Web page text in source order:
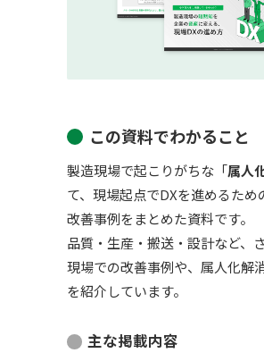
この資料でわかること
製造現場で起こりがちな「属人
て、現場起点でDXを進めるため
改善事例をまとめた資料です。
品質・生産・搬送・設計など、
現場での改善事例や、属人化解
を紹介しています。
主な掲載内容